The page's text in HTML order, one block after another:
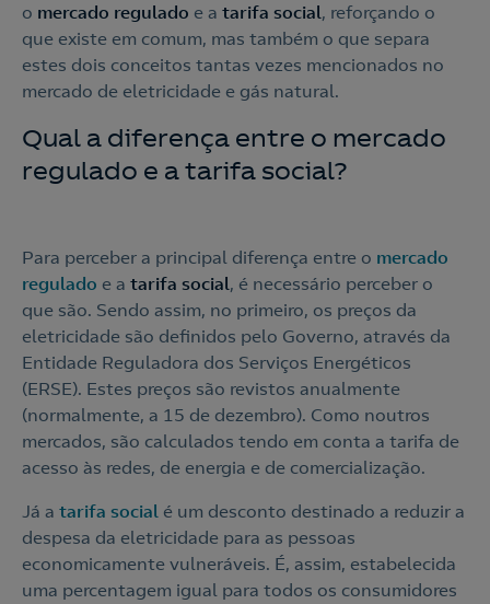
o mercado regulado e a tarifa social, reforçando o
que existe em comum, mas também o que separa
estes dois conceitos tantas vezes mencionados no
mercado de eletricidade e gás natural.
Qual a diferença entre o mercado
regulado e a tarifa social?
Para perceber a principal diferença entre o mercado
regulado e a tarifa social, é necessário perceber o
que são. Sendo assim, no primeiro, os preços da
eletricidade são definidos pelo Governo, através da
Entidade Reguladora dos Serviços Energéticos
(ERSE). Estes preços são revistos anualmente
(normalmente, a 15 de dezembro). Como noutros
mercados, são calculados tendo em conta a tarifa de
acesso às redes, de energia e de comercialização.
Já a tarifa social é um desconto destinado a reduzir a
despesa da eletricidade para as pessoas
economicamente vulneráveis. É, assim, estabelecida
uma percentagem igual para todos os consumidores